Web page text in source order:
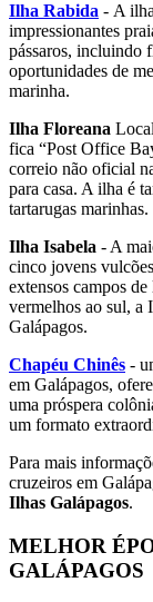
Ilha Rabida - A
impressionantes
pássaros, incluindo
oportunidades de
marinha.
Ilha Floreana
fica “Post Office
correio não oficial
para casa. A ilha é
tartarugas marinhas.
Ilha Isabela - A
cinco jovens
extensos campos
vermelhos ao sul, a
Galápagos.
Chapéu Chinês -
em Galápagos,
uma próspera
um formato
Para mais
cruzeiros em
Ilhas Galápagos.
MELHOR
GALÁPAGOS